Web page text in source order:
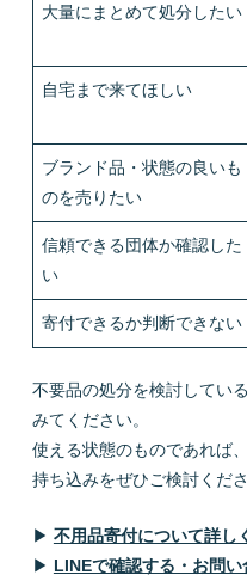
大量にまとめて処分したい
自宅まで来てほしい
ブランド品・状態の良いも
のを売りたい
信頼できる団体か確認した
い
寄付できるか判断できない
不要品の処分を検討してい
みてください。
使える状態のものであれば
持ち込みをぜひご検討くださ
▶ 不用品寄付について詳し
▶ LINEで確認する・お問